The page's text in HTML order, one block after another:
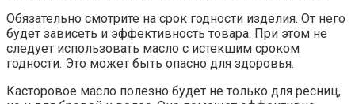
Обязательно смотрите на срок годности изделия. От него
будет зависеть и эффективность товара. При этом не
следует использовать масло с истекшим сроком
годности. Это может быть опасно для здоровья.
Касторовое масло полезно будет не только для ресниц,